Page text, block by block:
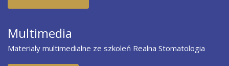
Multimedia
Materialy multimedialne ze szkoleń Realna Stomatologia